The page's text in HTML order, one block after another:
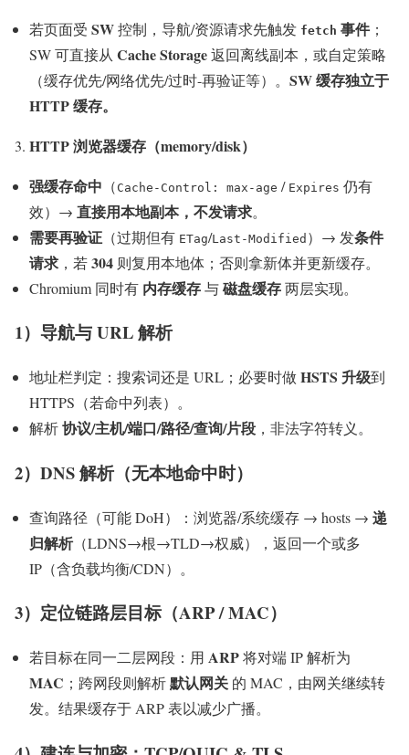
若页面受 SW控制，导航/资源请求先触发 fetch 事件；
SW 可直接从 Cache Storage返回离线副本，或自定策略
（缓存优先/网络优先/过时-再验证等）。 SW 缓存独立于
HTTP 缓存。
HTTP 浏览器缓存（memory/disk）
强缓存命中 （ Cache-Control: max-age / Expires 仍有
效）→ 直接用本地副本，不发请求。
需要再验证 （过期但有 ETag/Last-Modified ）→ 发条件
请求 ，若304 则复用本地体；否则拿新体并更新缓存。
Chromium 同时有 内存缓存与磁盘缓存两层实现。
1）导航与 URL 解析
地址栏判定：搜索词还是 URL；必要时做HSTS 升级到
HTTPS（若命中列表）。
解析协议/主机/端口/路径/查询/片段 ，非法字符转义。
2）DNS 解析（无本地命中时）
查询路径（可能 DoH）：浏览器/系统缓存 → hosts → 递
归解析（LDNS→根→TLD→权威），返回一个或多
IP（含负载均衡/CDN）。
3）定位链路层目标（ARP / MAC）
若目标在同一二层网段：用 ARP将对端 IP 解析为
MAC ；跨网段则解析默认网关 的 MAC，由网关继续转
发。结果缓存于 ARP 表以减少广播。